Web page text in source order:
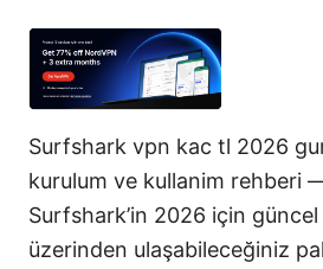
Surfshark vpn kac tl 2026
kurulum ve kullanim rehberi
Surfshark’in 2026 için güncel
üzerinden ulaşabileceğiniz